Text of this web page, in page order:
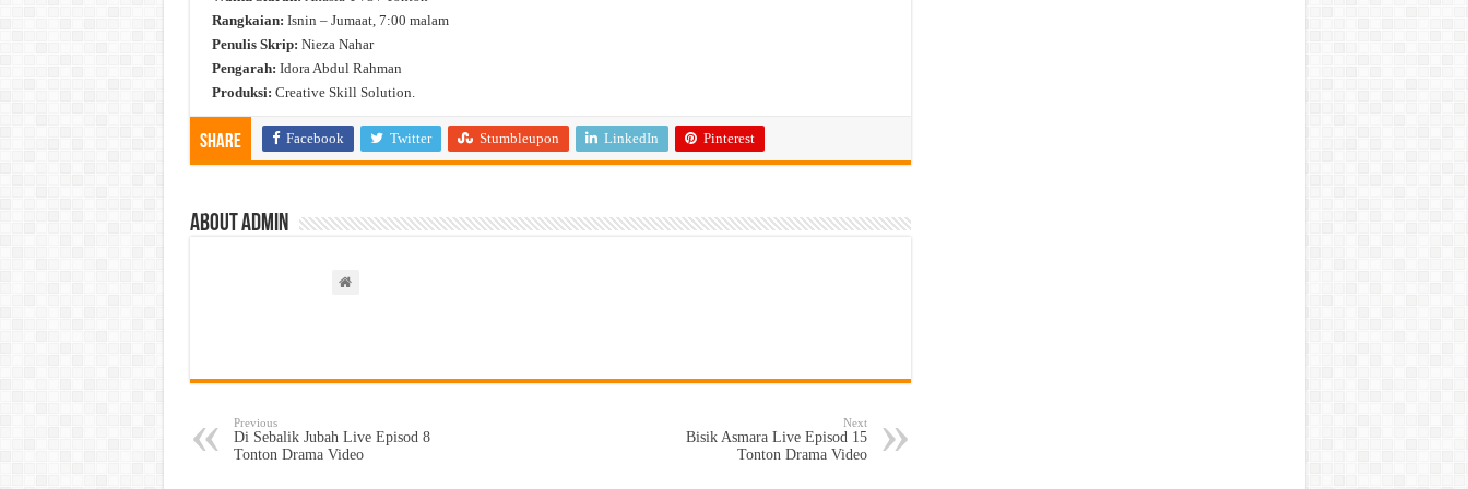
Rangkaian: Isnin – Jumaat, 7:00 malam
Penulis Skrip: Nieza Nahar
Pengarah: Idora Abdul Rahman
Produksi: Creative Skill Solution.
Share Facebook Twitter Stumbleupon LinkedIn Pinterest
About admin
Previous
Di Sebalik Jubah Live Episod 8
Tonton Drama Video
Next
Bisik Asmara Live Episod 15
Tonton Drama Video